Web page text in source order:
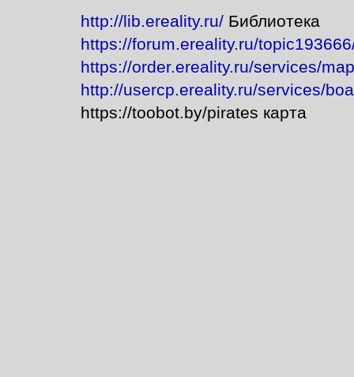
http://lib.ereality.ru/Библиотека
https://forum.ereality.ru/
https://order.ereality.ru/services/
http://usercp.ereality.ru/services/
https://toobot.by/pirates карта